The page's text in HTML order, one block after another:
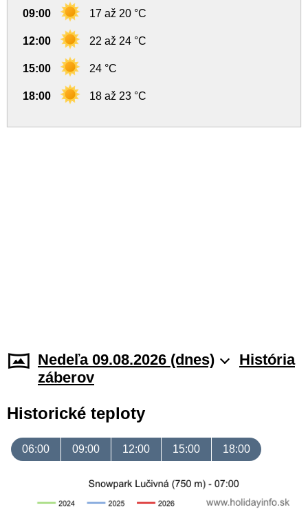
09:00 17 až 20 °C
12:00 22 až 24 °C
15:00 24 °C
18:00 18 až 23 °C
Nedeľa 09.08.2026 (dnes)
História
záberov
Historické teploty
06:00 09:00 12:00 15:00 18:00